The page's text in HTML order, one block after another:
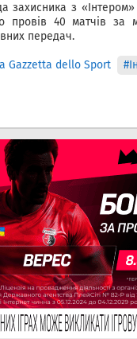
захисника з
провів 40 матчів за
передач.
Gazzetta dello Sport